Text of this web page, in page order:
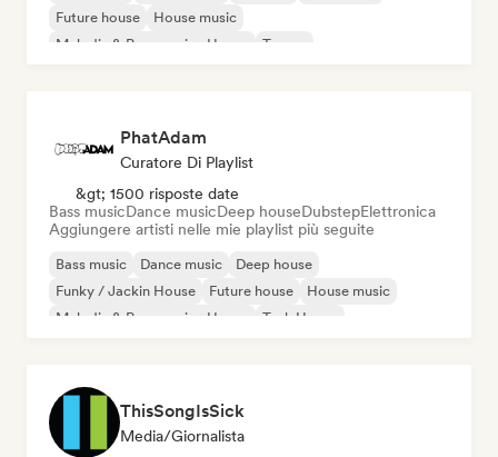
Future house
House music
Melodic & Progressive House
Trance
PhatAdam
Curatore Di Playlist
&gt; 1500 risposte date
Bass musicDance musicDeep houseDubstepElettronica
Aggiungere artisti nelle mie playlist più seguite
Bass music Dance music
Deep house
Funky / Jackin House
Future house
House music
Melodic & Progressive House
Tech House
ThisSongIsSick
Media/Giornalista